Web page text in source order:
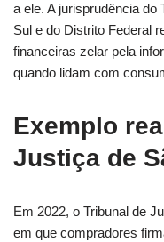
a ele. A jurisprudência
Sul e do Distrito Federal
financeiras zelar pela
quando lidam com
Exemplo
Justiça de
Em 2022, o Tribunal de
em que compradores